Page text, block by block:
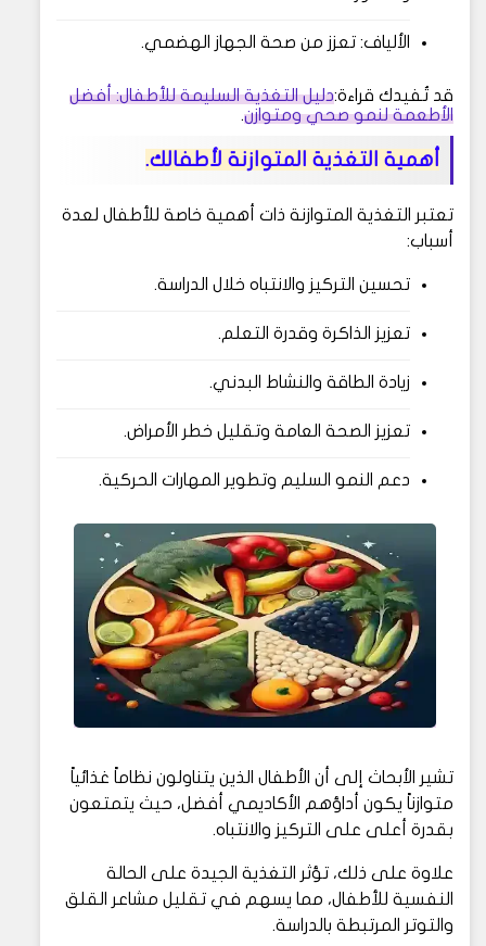
الألياف: تعزز من صحة الجهاز الهضمي.
قد تُفيدك قراءة:دليل التغذية السليمة للأطفال: أفضل
الأطعمة لنمو صحي ومتوازن.
أهمية التغذية المتوازنة لأطفالك.
تعتبر التغذية المتوازنة ذات أهمية خاصة للأطفال لعدة
أسباب:
تحسين التركيز والانتباه خلال الدراسة.
تعزيز الذاكرة وقدرة التعلم.
زيادة الطاقة والنشاط البدني.
تعزيز الصحة العامة وتقليل خطر الأمراض.
دعم النمو السليم وتطوير المهارات الحركية.
تشير الأبحاث إلى أن الأطفال الذين يتناولون نظاماً غذائياً
متوازناً يكون أداؤهم الأكاديمي أفضل، حيث يتمتعون
بقدرة أعلى على التركيز والانتباه.
علاوة على ذلك، تؤثر التغذية الجيدة على الحالة
النفسية للأطفال، مما يسهم في تقليل مشاعر القلق
والتوتر المرتبطة بالدراسة.